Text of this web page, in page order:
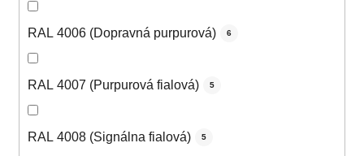
RAL 4006 (Dopravná purpurová) 6
RAL 4007 (Purpurová fialová) 5
RAL 4008 (Signálna fialová) 5